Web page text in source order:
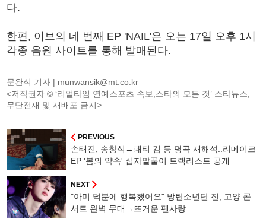
다.
한편, 이브의 네 번째 EP 'NAIL'은 오는 17일 오후 1시
각종 음원 사이트를 통해 발매된다.
문완식 기자 | munwansik@mt.co.kr
<저작권자 © ‘리얼타임 연예스포츠 속보,스타의 모든 것’ 스타뉴스,
무단전재 및 재배포 금지>
PREVIOUS
손태진, 송창식→패티 김 등 명곡 재해석..리메이크
EP '봄의 약속' 십자말풀이 트랙리스트 공개
NEXT
"아미 덕분에 행복했어요" 방탄소년단 진, 고양 콘
서트 완벽 무대→뜨거운 팬사랑